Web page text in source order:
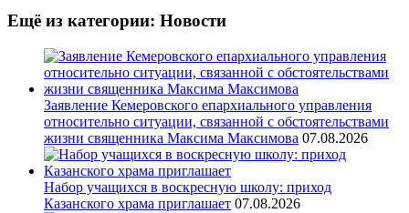
Ещё из категории: Новости
Заявление Кемеровского епархиального управления
относительно ситуации, связанной с обстоятельствами
жизни священника Максима Максимова 07.08.2026
Набор учащихся в воскресную школу: приход
Казанского храма приглашает 07.08.2026